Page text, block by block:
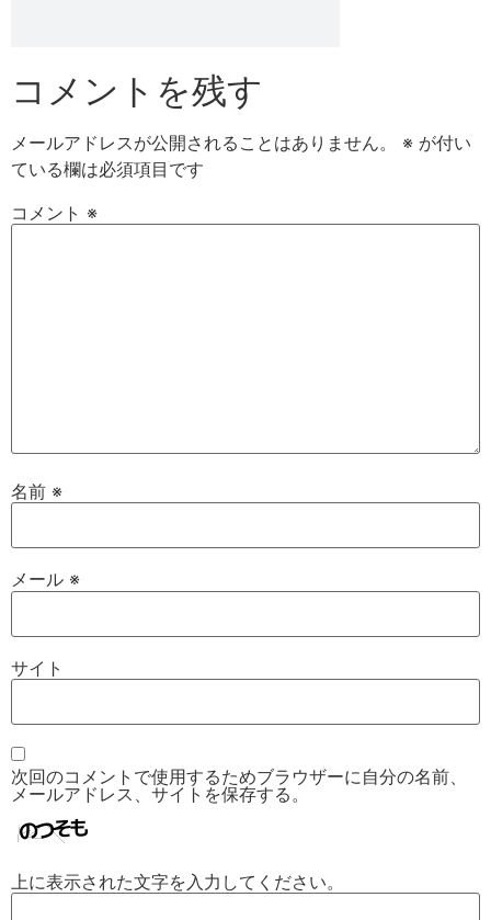
コメントを残す
メールアドレスが公開されることはありません。 ※ が付い
ている欄は必須項目です
コメント ※
名前 ※
メール ※
サイト
次回のコメントで使用するためブラウザーに自分の名前、
メールアドレス、サイトを保存する。
上に表示された文字を入力してください。